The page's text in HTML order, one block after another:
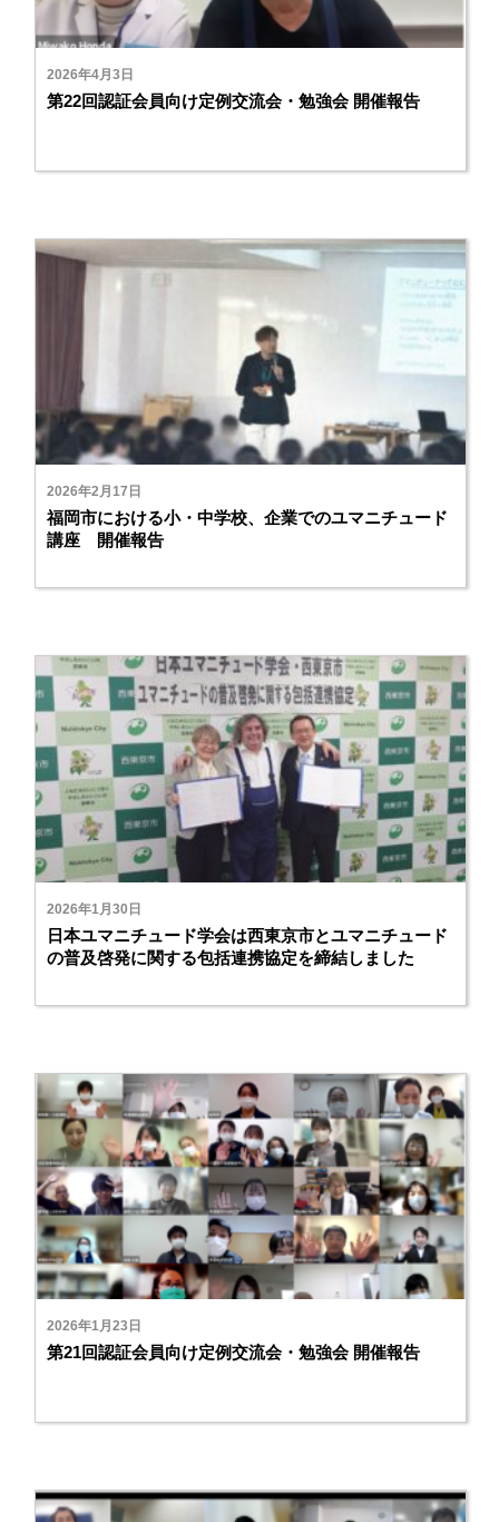
2026年4月3日
第22回認証会員向け定例交流会・勉強会 開催報告
2026年2月17日
福岡市における小・中学校、企業でのユマニチュード
講座 開催報告
2026年1月30日
日本ユマニチュード学会は西東京市とユマニチュード
の普及啓発に関する包括連携協定を締結しました
2026年1月23日
第21回認証会員向け定例交流会・勉強会 開催報告